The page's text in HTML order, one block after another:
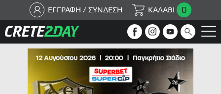
ΕΓΓΡΑΦΗ / ΣΥΝΔΕΣΗ ΚΑΛΑΘΙ 0